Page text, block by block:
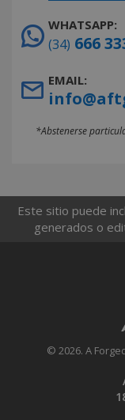
WHATSAPP:
(34) 666
EMAIL:
*Abstenerse
Este sitio puede
generados o
© 2026. A